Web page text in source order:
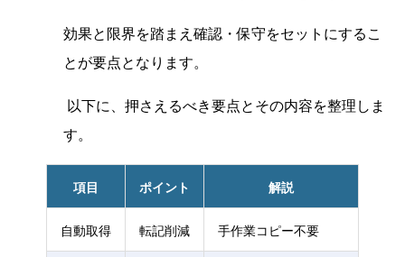
効果と限界を踏まえ確認・保守をセットにするこ
とが要点となります。
以下に、押さえるべき要点とその内容を整理しま
す。
項目 ポイント 解説
自動取得 転記削減 手作業コピー不要